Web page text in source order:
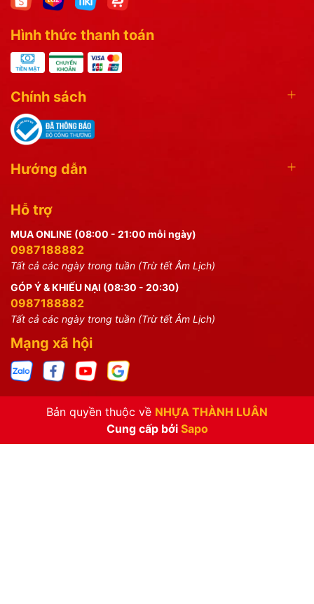
Hình thức thanh toán
Chính sách
Hướng dẫn
Hỗ trợ
MUA ONLINE (08:00 - 21:00 mỗi ngày)
0987188882
Tất cả các ngày trong tuần (Trừ tết Âm Lịch)
GÓP Ý & KHIẾU NẠI (08:30 - 20:30)
0987188882
Tất cả các ngày trong tuần (Trừ tết Âm Lịch)
Mạng xã hội
Bản quyền thuộc về NHỰA THÀNH LUÂN
Cung cấp bởi Sapo